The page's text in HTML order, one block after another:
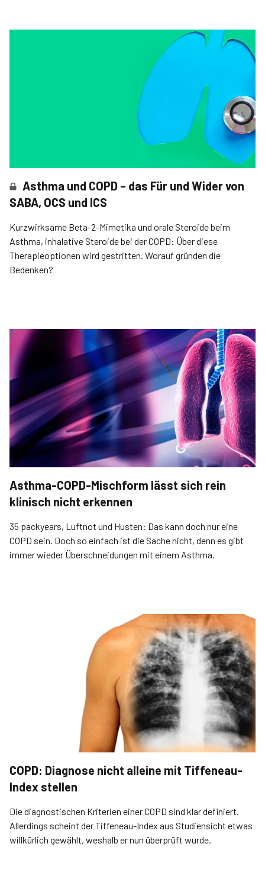
Asthma und COPD – das Für und Wider von
SABA, OCS und ICS
Kurzwirksame Beta-2-Mimetika und orale Steroide beim
Asthma, inhalative Steroide bei der COPD: Über diese
Therapieoptionen wird gestritten. Worauf gründen die
Bedenken?
Asthma-COPD-Mischform lässt sich rein
klinisch nicht erkennen
35 packyears, Luftnot und Husten: Das kann doch nur eine
COPD sein. Doch so einfach ist die Sache nicht, denn es gibt
immer wieder Überschneidungen mit einem Asthma.
COPD: Diagnose nicht alleine mit Tiffeneau-
Index stellen
Die diagnostischen Kriterien einer COPD sind klar definiert.
Allerdings scheint der Tiffeneau-Index aus Studiensicht etwas
willkürlich gewählt, weshalb er nun überprüft wurde.